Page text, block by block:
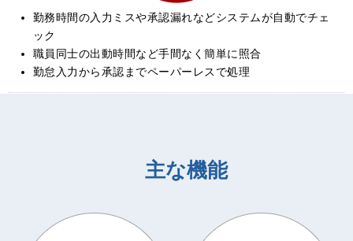
勤務時間の入力ミスや承認漏れなどシステムが自動でチェ
ック
職員同士の出動時間など手間なく簡単に照合
勤怠入力から承認までペーパーレスで処理
主な機能